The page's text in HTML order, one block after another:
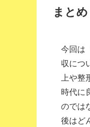
まとめ
今回は
収につ
上や整
時代に
のでは
後はど